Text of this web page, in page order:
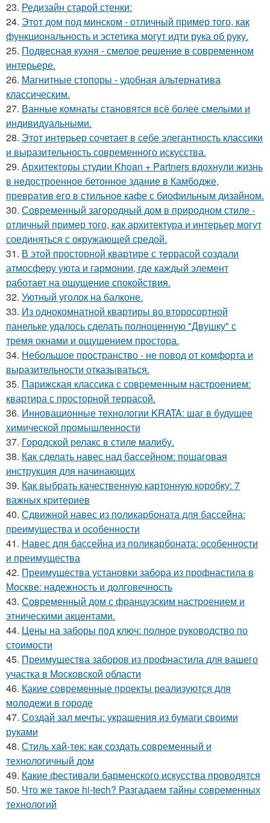
23. Редизайн старой стенки:
24. Этот дом под минском - отличный пример того, как
функциональность и эстетика могут идти рука об руку.
25. Подвесная кухня - смелое решение в современном
интерьере.
26. Магнитные стопоры - удобная альтернатива
классическим.
27. Ванные комнаты становятся всё более смелыми и
индивидуальными.
28. Этот интерьер сочетает в себе элегантность классики
и выразительность современного искусства.
29. Архитекторы студии Khoan + Partners вдохнули жизнь
в недостроенное бетонное здание в Камбодже,
превратив его в стильное кафе с биофильным дизайном.
30. Современный загородный дом в природном стиле -
отличный пример того, как архитектура и интерьер могут
соединяться с окружающей средой.
31. В этой просторной квартире с террасой создали
атмосферу уюта и гармонии, где каждый элемент
работает на ощущение спокойствия.
32. Уютный уголок на балконе.
33. Из однокомнатной квартиры во второсортной
панельке удалось сделать полноценную "Двушку" с
тремя окнами и ощущением простора.
34. Небольшое пространство - не повод от комфорта и
выразительности отказываться.
35. Парижская классика с современным настроением:
квартира с просторной террасой.
36. Инновационные технологии KRATA: шаг в будущее
химической промышленности
37. Городской релакс в стиле малибу.
38. Как сделать навес над бассейном: пошаговая
инструкция для начинающих
39. Как выбрать качественную картонную коробку: 7
важных критериев
40. Сдвижной навес из поликарбоната для бассейна:
преимущества и особенности
41. Навес для бассейна из поликарбоната: особенности
и преимущества
42. Преимущества установки забора из профнастила в
Москве: надежность и долговечность
43. Современный дом с французским настроением и
этническими акцентами.
44. Цены на заборы под ключ: полное руководство по
стоимости
45. Преимущества заборов из профнастила для вашего
участка в Московской области
46. Какие современные проекты реализуются для
молодежи в городе
47. Создай зал мечты: украшения из бумаги своими
руками
48. Стиль хай-тек: как создать современный и
технологичный дом
49. Какие фестивали барменского искусства проводятся
50. Что же такое hi-tech? Разгадаем тайны современных
технологий